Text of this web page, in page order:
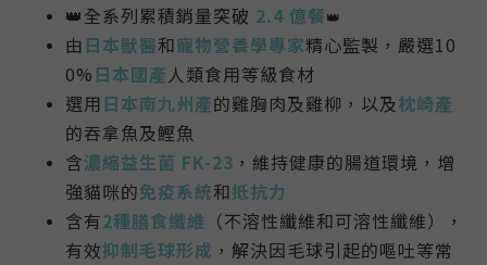
👑全系列累積銷量突破 2.4 億餐👑
由 日本獸醫和寵物營養學專家精心監製 ，嚴選10
0% 日本國產人類食用等級食材
選用 日本南九州產的雞胸肉及雞柳，以及枕崎產
的吞拿魚及鰹魚
含濃縮益生菌 FK-23 ，維持健康的腸道環境，增
強貓咪的免疫系統和抵抗力
含有2種膳食纖維 （不溶性纖維和可溶性纖維），
有效抑制毛球形成 ，解決因毛球引起的嘔吐等常